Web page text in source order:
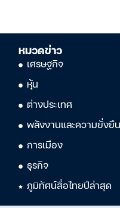
หมวดข่าว
เศรษฐกิจ
หุ้น
ต่างประเทศ
พลังงานและความยั่งยืน
การเมือง
ธุรกิจ
ภูมิทัศน์สื่อไทยปีล่าสุด